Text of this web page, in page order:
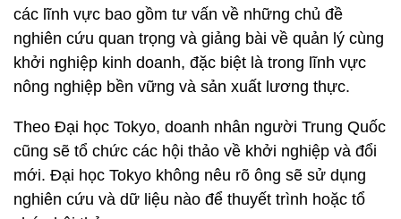
các lĩnh vực bao gồm tư vấn về những chủ đề
nghiên cứu quan trọng và giảng bài về quản lý cùng
khởi nghiệp kinh doanh, đặc biệt là trong lĩnh vực
nông nghiệp bền vững và sản xuất lương thực.
Theo Đại học Tokyo, doanh nhân người Trung Quốc
cũng sẽ tổ chức các hội thảo về khởi nghiệp và đổi
mới. Đại học Tokyo không nêu rõ ông sẽ sử dụng
nghiên cứu và dữ liệu nào để thuyết trình hoặc tổ